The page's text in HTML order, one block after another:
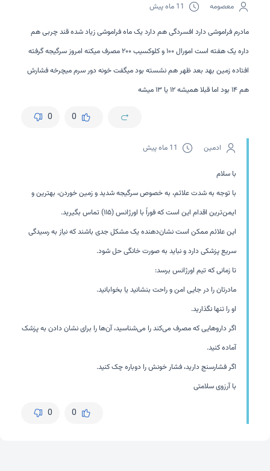
معصومه 11 ماه پیش
مادرم‌ فراموشی‌ دارد‌ افسردگی‌ هم‌ دارد‌ یک‌ ماه‌ فراموشی‌ زیاد‌ شده‌ قند‌ چربی‌ هم‌
داره‌ یک‌ هفته‌ است‌ امورال‌ ۱۰۰‌ و کلوکسیب‌ ۲۰۰‌ مصرف‌ میکنه‌ امروز‌ سرگیجه‌ گرفته‌
افتاده‌ زمین‌ بهد‌ بعد‌ ظهر‌ هم‌ نشسته‌ بود‌ میگفت‌ خونه‌ دور‌ سرم‌ میچرخه‌ فشارش‌
هم‌ ۱۴‌ بود‌ اما قبلا همیشه ۱۲ یا ۱۳‌ میشه
0
0
ادمین 11 ماه پیش
با سلام
با توجه به شدت علائم، به خصوص سرگیجه شدید و زمین خوردن، بهترین و
ایمن‌ترین اقدام این است که فوراً با اورژانس (۱۱۵) تماس بگیرید.
این علائم ممکن است نشان‌دهنده یک مشکل جدی باشند که نیاز به رسیدگی
سریع پزشکی دارد و نباید به صورت خانگی حل شود.
تا زمانی که تیم اورژانس برسد:
مادرتان را در جایی امن و راحت بنشانید یا بخوابانید.
او را تنها نگذارید.
اگر داروهایی که مصرف می‌کند را می‌شناسید، آن‌ها را برای نشان دادن به پزشک
آماده کنید.
اگر فشارسنج دارید، فشار خونش را دوباره چک کنید.
با آرزوی سلامتی
0
0